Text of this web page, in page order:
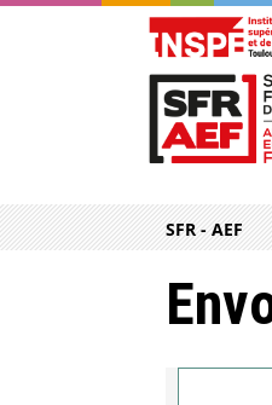
SFR - AEF